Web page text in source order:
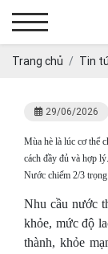
Trang chủ Tin
29/06/2026
Mùa hè là lúc cơ thể
cách đầy đủ và hợp lý.
Nước chiếm 2/3
Nhu cầu nước
khỏe, mức độ
thành, khỏe